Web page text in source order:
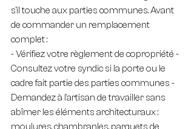
s'il touche aux parties communes. Avant
de commander un remplacement
complet :
- Vérifiez votre règlement de copropriété -
Consultez votre syndic si la porte ou le
cadre fait partie des parties communes -
Demandez à l'artisan de travailler sans
abîmer les éléments architecturaux :
moulures, chambranles, parquets de